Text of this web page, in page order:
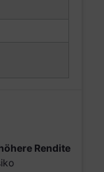
Rendite